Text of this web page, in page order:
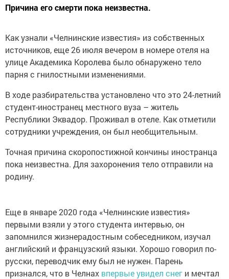
Причина его смерти пока неизвестна.
Как узнали «Челнинские известия» из собственных
источников, еще 26 июля вечером в номере отеля на
улице Академика Королева было обнаружено тело
парня с гнилостными изменениями.
В ходе разбирательства установлено что это 24-летний
студент-иностранец местного вуза – житель
Республики Эквадор. Проживал в отеле. Как отметили
сотрудники учреждения, он был необщительным.
Точная причина скоропостижной кончины иностранца
пока неизвестна. Для захоронения тело отправили на
родину.
Еще в январе 2020 года «Челнинские известия»
первыми взяли у этого студента интервью, он
запомнился жизнерадостным собеседником, изучал
английский и французский языки. Хорошо говорил по-
русски, переводчик ему был не нужен. Парень
признался, что в Челнах впервые увидел снег и мечтал